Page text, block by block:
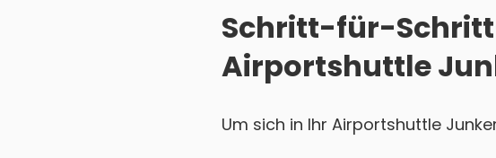
Schritt-für-
Airportshuttle
Um sich in Ihr Airportshuttle